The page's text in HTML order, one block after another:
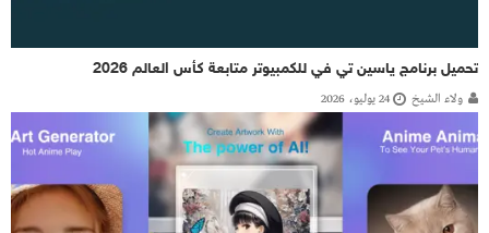
تحميل برنامج ياسين تي في للكمبيوتر متابعة كأس العالم 2026
ولاء الشيخ 24 يوليو، 2026